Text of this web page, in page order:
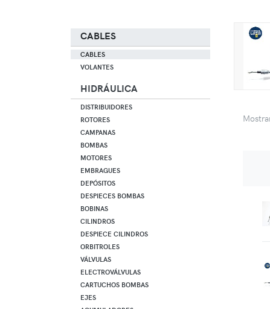
CABLES
CABLES
VOLANTES
HIDRÁULICA
DISTRIBUIDORES
ROTORES
CAMPANAS
BOMBAS
MOTORES
EMBRAGUES
DEPÓSITOS
DESPIECES BOMBAS
BOBINAS
CILINDROS
DESPIECE CILINDROS
ORBITROLES
VÁLVULAS
ELECTROVÁLVULAS
CARTUCHOS BOMBAS
EJES